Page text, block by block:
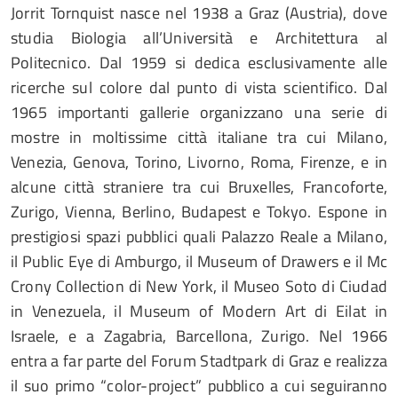
Jorrit Tornquist nasce nel 1938 a Graz (Austria), dove
studia Biologia all’Università e Architettura al
Politecnico. Dal 1959 si dedica esclusivamente alle
ricerche sul colore dal punto di vista scientifico. Dal
1965 importanti gallerie organizzano una serie di
mostre in moltissime città italiane tra cui Milano,
Venezia, Genova, Torino, Livorno, Roma, Firenze, e in
alcune città straniere tra cui Bruxelles, Francoforte,
Zurigo, Vienna, Berlino, Budapest e Tokyo. Espone in
prestigiosi spazi pubblici quali Palazzo Reale a Milano,
il Public Eye di Amburgo, il Museum of Drawers e il Mc
Crony Collection di New York, il Museo Soto di Ciudad
in Venezuela, il Museum of Modern Art di Eilat in
Israele, e a Zagabria, Barcellona, Zurigo. Nel 1966
entra a far parte del Forum Stadtpark di Graz e realizza
il suo primo “color-project” pubblico a cui seguiranno